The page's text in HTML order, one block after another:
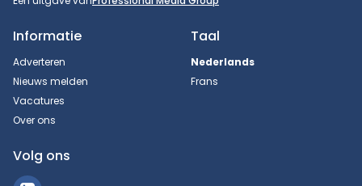
Informatie
Adverteren
Nieuws melden
Vacatures
Over ons
Taal
Nederlands
Frans
Volg ons